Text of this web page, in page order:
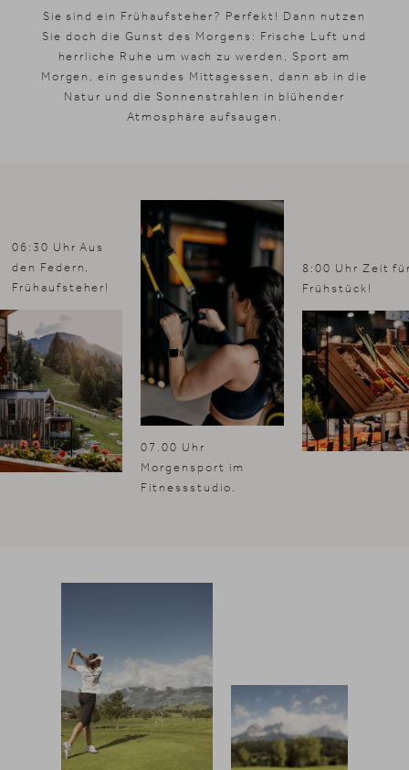
Sie sind ein Frühaufsteher? Perfekt! Dann nutzen
Sie doch die Gunst des Morgens: Frische Luft und
herrliche Ruhe um wach zu werden, Sport am
Morgen, ein gesundes Mittagessen, dann ab in die
Natur und die Sonnenstrahlen in blühender
Atmosphäre aufsaugen.
06:30 Uhr Aus
den Federn,
Frühaufsteher!
07.00 Uhr
Morgensport im
Fitnessstudio.
8:00 Uhr Zeit
Frühstück!